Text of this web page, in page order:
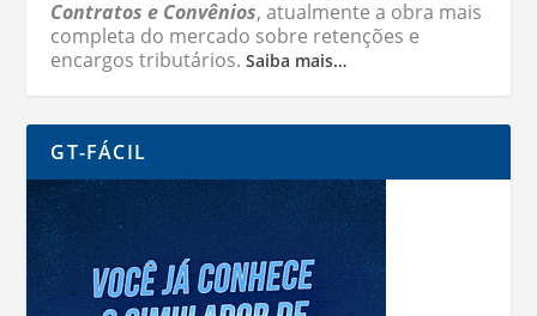
Contratos e Convênios, atualmente a obra mais
completa do mercado sobre retenções e
encargos tributários.Saiba mais…
GT-FÁCIL